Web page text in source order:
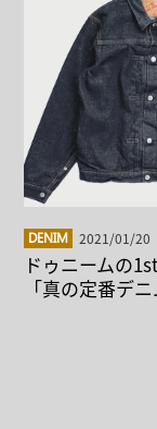
DENIM 2021/01/20
ドゥニームの
「真の定番デ